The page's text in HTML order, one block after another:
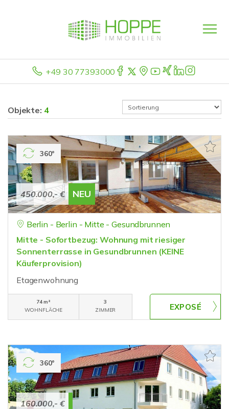
+49 30 77393000
Objekte: 4
450.000,- € NEU
360°
Berlin - Berlin - Mitte - Gesundbrunnen
Mitte - Sofortbezug: Wohnung mit riesiger
Sonnenterrasse in Gesundbrunnen (KEINE
Käuferprovision)
Etagenwohnung
74 m²
WOHNFLÄCHE
3
ZIMMER
160.000,- €
360°